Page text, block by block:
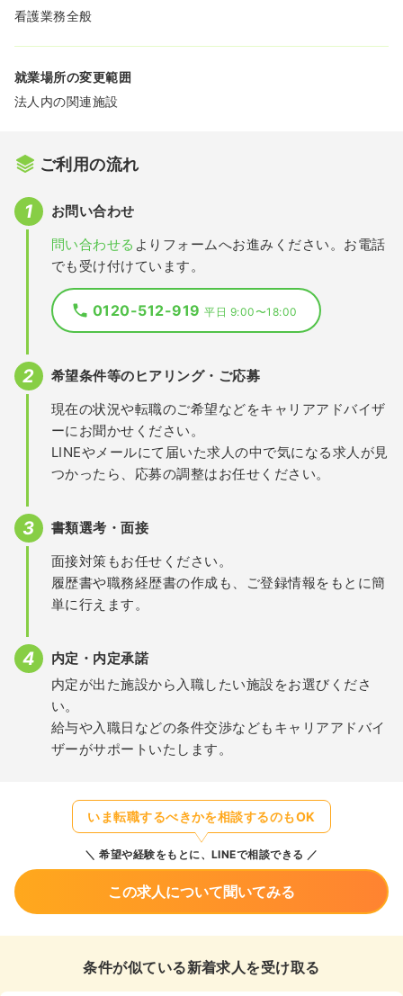
看護業務全般
就業場所の変更範囲
法人内の関連施設
ご利用の流れ
お問い合わせ
問い合わせる よりフォームへお進みください。お電話
でも受け付けています。
0120-512-919平日 9:00〜18:00
希望条件等のヒアリング・ご応募
現在の状況や転職のご希望などをキャリアアドバイザ
ーにお聞かせください。
LINEやメールにて届いた求人の中で気になる求人が見
つかったら、応募の調整はお任せください。
書類選考・面接
面接対策もお任せください。
履歴書や職務経歴書の作成も、ご登録情報をもとに簡
単に行えます。
内定・内定承諾
内定が出た施設から入職したい施設をお選びくださ
い。
給与や入職日などの条件交渉などもキャリアアドバイ
ザーがサポートいたします。
いま転職するべきかを相談するのもOK
希望や経験をもとに、LINEで相談できる
この求人について聞いてみる
条件が似ている新着求人を受け取る